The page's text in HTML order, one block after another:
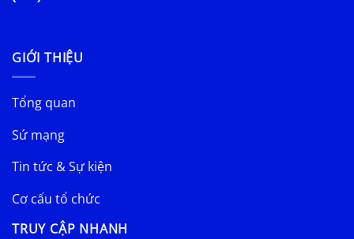
GIỚI THIỆU
Tổng quan
Sứ mạng
Tin tức & Sự kiện
Cơ cấu tổ chức
TRUY CẬP NHANH